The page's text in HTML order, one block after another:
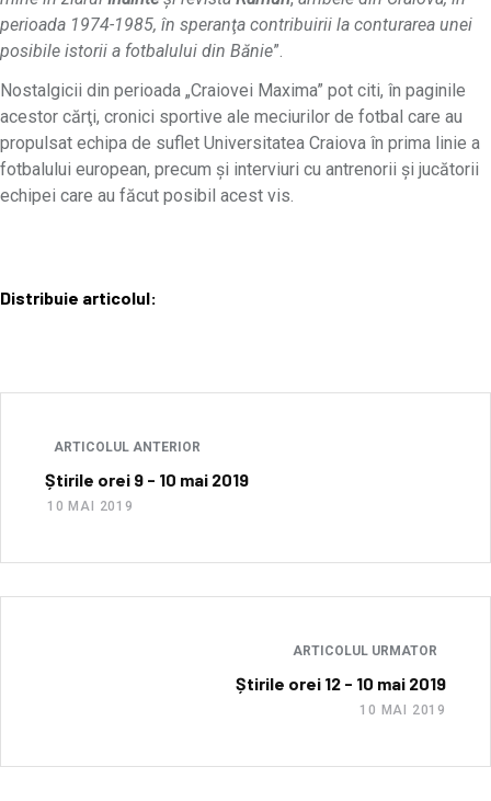
perioada 1974-1985, în speranţa contribuirii la conturarea unei
posibile istorii a fotbalului din Bănie”.
Nostalgicii din perioada „Craiovei Maxima” pot citi, în paginile
acestor cărţi, cronici sportive ale meciurilor de fotbal care au
propulsat echipa de suflet Universitatea Craiova în prima linie a
fotbalului european, precum şi interviuri cu antrenorii şi jucătorii
echipei care au făcut posibil acest vis.
Distribuie articolul:
ARTICOLUL ANTERIOR
Știrile orei 9 - 10 mai 2019
10 MAI 2019
ARTICOLUL URMATOR
Știrile orei 12 - 10 mai 2019
10 MAI 2019